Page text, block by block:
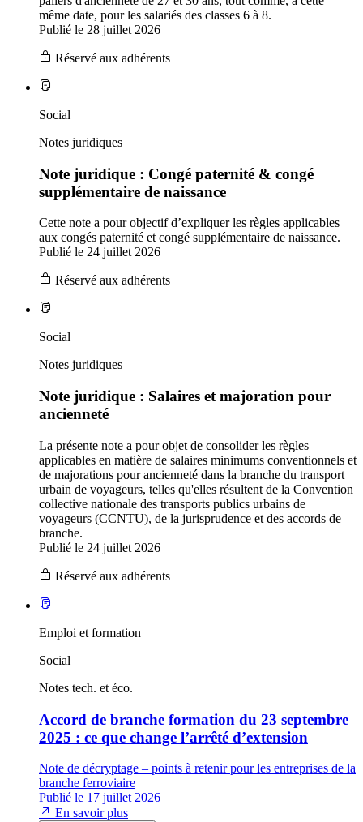
même date, pour les salariés des classes 6 à 8.
Publié le 28 juillet 2026
Réservé aux adhérents
Social
Notes juridiques
Note juridique : Congé paternité & congé
supplémentaire de naissance
Cette note a pour objectif d’expliquer les règles applicables
aux congés paternité et congé supplémentaire de naissance.
Publié le 24 juillet 2026
Réservé aux adhérents
Social
Notes juridiques
Note juridique : Salaires et majoration pour
ancienneté
La présente note a pour objet de consolider les règles
applicables en matière de salaires minimums conventionnels et
de majorations pour ancienneté dans la branche du transport
urbain de voyageurs, telles qu'elles résultent de la Convention
collective nationale des transports publics urbains de
voyageurs (CCNTU), de la jurisprudence et des accords de
branche.
Publié le 24 juillet 2026
Réservé aux adhérents
Emploi et formation
Social
Notes tech. et éco.
Accord de branche formation du 23 septembre
2025 : ce que change l’arrêté d’extension
Note de décryptage – points à retenir pour les entreprises de la
branche ferroviaire
Publié le 17 juillet 2026
En savoir plus